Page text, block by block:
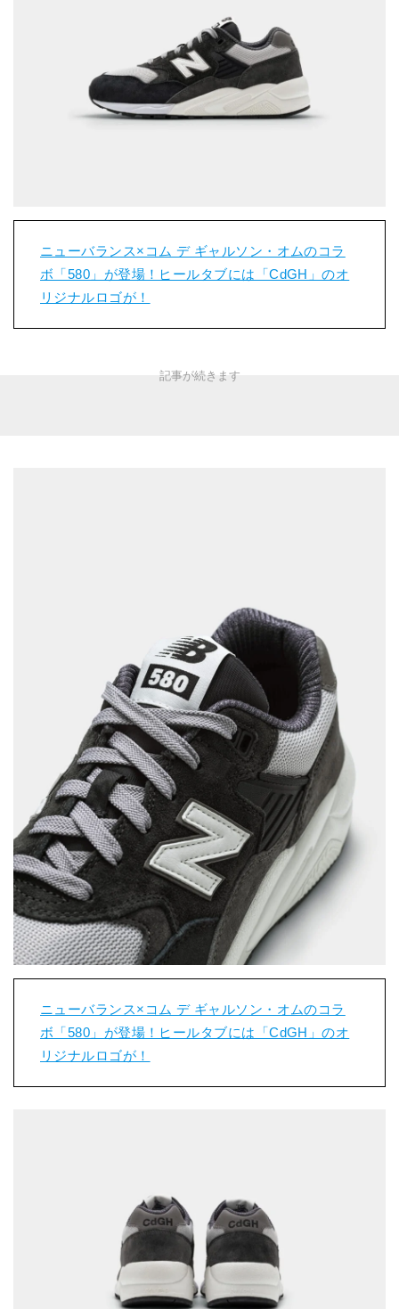
ニューバランス×コム デ ギャルソン・オムのコラ
ボ「580」が登場！ヒールタブには「CdGH」のオ
リジナルロゴが！
ニューバランス×コム デ ギャルソン・オムのコラ
ボ「580」が登場！ヒールタブには「CdGH」のオ
リジナルロゴが！